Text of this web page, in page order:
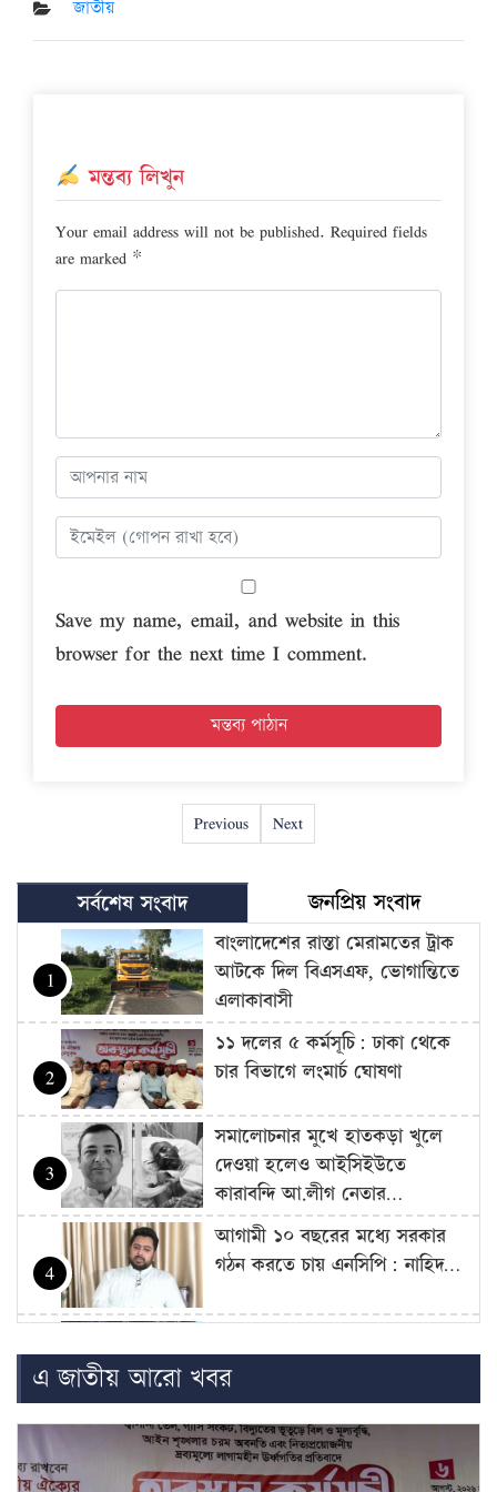
জাতীয়
মন্তব্য লিখুন
Your email address will not be published. Required fields
are marked *
Save my name, email, and website in this
browser for the next time I comment.
Previous Next
সর্বশেষ সংবাদ জনপ্রিয় সংবাদ
1
বাংলাদেশের রাস্তা মেরামতের ট্রাক
আটকে দিল বিএসএফ, ভোগান্তিতে
এলাকাবাসী
2
১১ দলের ৫ কর্মসূচি: ঢাকা থেকে
চার বিভাগে লংমার্চ ঘোষণা
3
সমালোচনার মুখে হাতকড়া খুলে
দেওয়া হলেও আইসিইউতে
কারাবন্দি আ.লীগ নেতার…
4
আগামী ১০ বছরের মধ্যে সরকার
গঠন করতে চায় এনসিপি: নাহিদ…
5
‘জুলাই গণঅভ্যুত্থান স্মৃতি জাদুঘর’
6
শেখ হাসিনাকে গণমাধ্যমের সঙ্গে
সরাসরি কথা বলার সুযোগ দেওয়ায়
ঢাকার…
এ জাতীয় আরো খবর